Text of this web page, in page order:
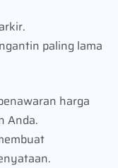
paling lama
harga
Anda.